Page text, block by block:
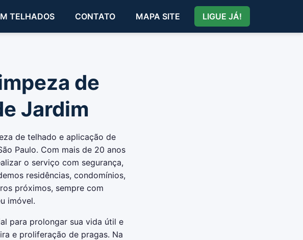
TELHADOS CONTATO MAPA SITE LIGUE JÁ!
de
Jardim
de telhado e aplicação de
Paulo. Com mais de 20 anos
o serviço com segurança,
residências, condomínios,
próximos, sempre com
imóvel.
para prolongar sua vida útil e
e proliferação de pragas. Na